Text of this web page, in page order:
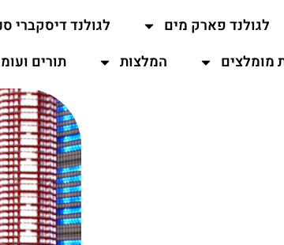
לגולנד פארק מים לגולנד דיסקברי
מומלצים
המלצות תורים